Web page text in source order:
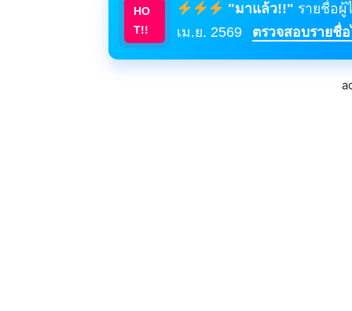
HO
T!!
"มาแล้ว!!" รายชื่อผู้
เม.ย. 2569
ตรวจสอบรายชื่